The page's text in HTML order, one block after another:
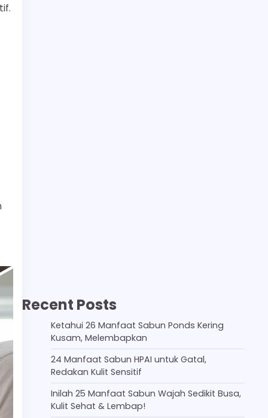
Recent Posts
Ketahui 26 Manfaat Sabun Ponds Kering
Kusam, Melembapkan
24 Manfaat Sabun HPAI untuk Gatal,
Redakan Kulit Sensitif
Inilah 25 Manfaat Sabun Wajah Sedikit Busa,
Kulit Sehat & Lembap!